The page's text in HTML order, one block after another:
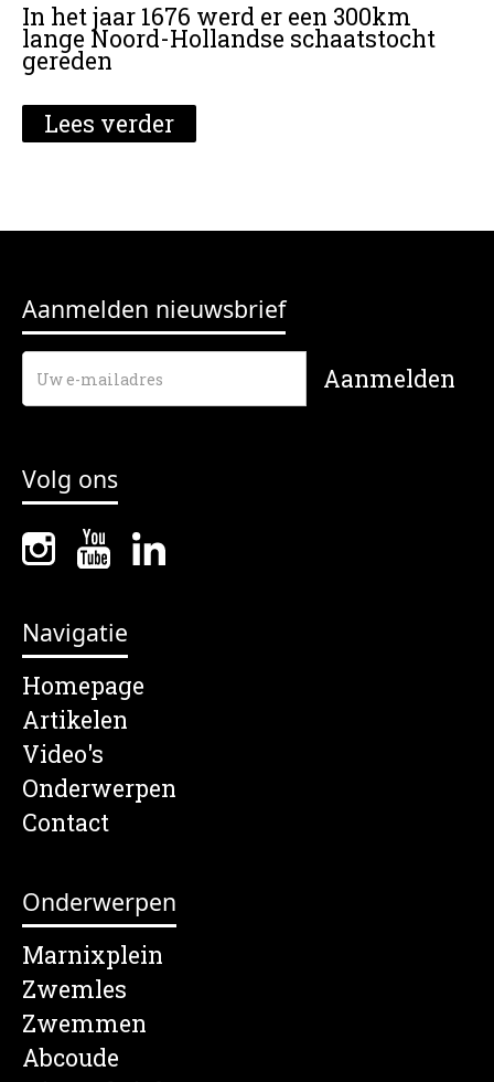
In het jaar 1676 werd er een 300km
lange Noord-Hollandse schaatstocht
gereden
Lees verder
Aanmelden nieuwsbrief
Volg ons
Navigatie
Homepage
Artikelen
Video's
Onderwerpen
Contact
Onderwerpen
Marnixplein
Zwemles
Zwemmen
Abcoude